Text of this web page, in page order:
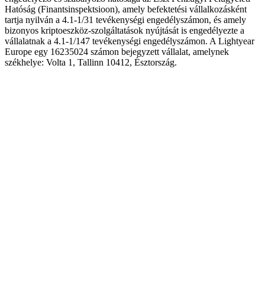
Hatóság (Finantsinspektsioon), amely befektetési vállalkozásként
tartja nyilván a 4.1-1/31 tevékenységi engedélyszámon, és amely
bizonyos kriptoeszköz-szolgáltatások nyújtását is engedélyezte a
vállalatnak a 4.1-1/147 tevékenységi engedélyszámon. A Lightyear
Europe egy 16235024 számon bejegyzett vállalat, amelynek
székhelye: Volta 1, Tallinn 10412, Észtország.